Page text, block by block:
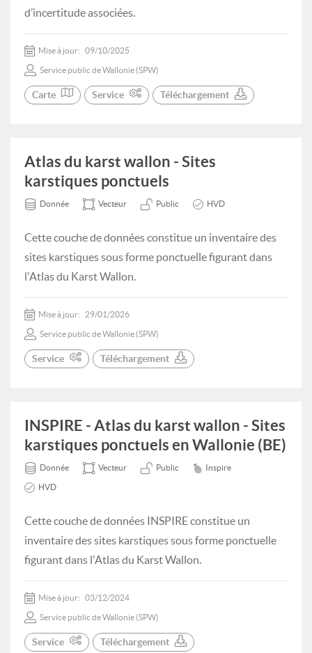
d’incertitude associées.
Mise à jour: 09/10/2025
Service public de Wallonie (SPW)
Carte Service Téléchargement
Atlas du karst wallon - Sites
karstiques ponctuels
Donnée Vecteur Public HVD
Cette couche de données constitue un inventaire des
sites karstiques sous forme ponctuelle figurant dans
l'Atlas du Karst Wallon.
Mise à jour: 29/01/2026
Service public de Wallonie (SPW)
Service Téléchargement
INSPIRE - Atlas du karst wallon - Sites
karstiques ponctuels en Wallonie (BE)
Donnée Vecteur Public Inspire
HVD
Cette couche de données INSPIRE constitue un
inventaire des sites karstiques sous forme ponctuelle
figurant dans l'Atlas du Karst Wallon.
Mise à jour: 03/12/2024
Service public de Wallonie (SPW)
Service Téléchargement